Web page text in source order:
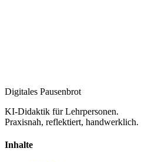
Digitales Pausenbrot
KI-Didaktik für Lehrpersonen.
Praxisnah, reflektiert, handwerklich.
Inhalte